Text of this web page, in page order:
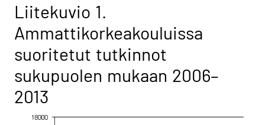
Liitekuvio 1.
Ammattikorkeakouluissa
suoritetut tutkinnot
sukupuolen mukaan 2006–
2013